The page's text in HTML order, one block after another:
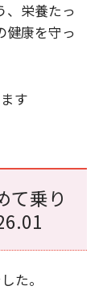
、栄養たっ
健康を守っ
す
て乗り
た。